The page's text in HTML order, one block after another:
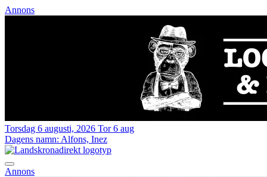
Annons
Torsdag 6 augusti, 2026 Tor 6 aug
Dagens namn: Alfons, Inez
Annons